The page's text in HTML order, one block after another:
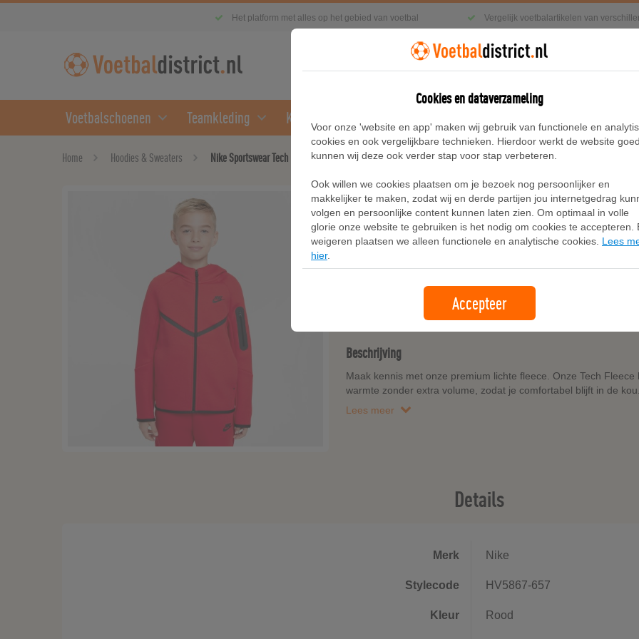
Het platform met alles op het gebied van voetbal Vergelijk voetbalartikelen van
Voetbalschoenen Teamkleding Kleding
Home Hoodies & Sweaters Nike Sportswear Tech Fleece Hoodie met rits voor kids - Rood
Nike Sportswear Tech Fleece
Merk:Nike
Beschrijving
Maak kennis met onze premium lichte fleece. Onze Tech
warmte zonder extra volume, zodat je comfortabel blijft in de kou.
Lees meer
Details
Merk Nike
Stylecode HV5867-657
Kleur Rood
Cookies en dataverzameling
Voor onze 'website en app' maken wij gebruik van functionele en
cookies en ook vergelijkbare technieken. Hierdoor werkt de website
kunnen wij deze ook verder stap voor stap verbeteren.
Ook willen we cookies plaatsen om je bezoek nog persoonlijker en
makkelijker te maken, zodat wij en derde partijen jou internetgedrag
volgen en persoonlijke content kunnen laten zien. Om optimaal in volle
glorie onze website te gebruiken is het nodig om cookies te accepteren.
weigeren plaatsen we alleen functionele en analytische cookies. Lees
hier.
Accepteer